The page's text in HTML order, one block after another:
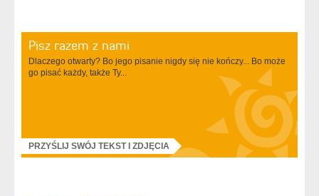
Pisz razem z nami
Dlaczego otwarty? Bo jego pisanie nigdy się nie kończy... Bo może
go pisać każdy, także Ty...
PRZYŚLIJ SWÓJ TEKST I ZDJĘCIA